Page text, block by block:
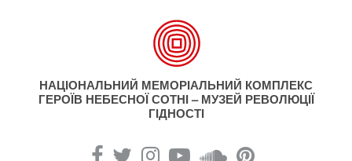
НАЦІОНАЛЬНИЙ МЕМОРІАЛЬНИЙ КОМПЛЕКС
ГЕРОЇВ НЕБЕСНОЇ СОТНІ – МУЗЕЙ РЕВОЛЮЦІЇ
ГІДНОСТІ